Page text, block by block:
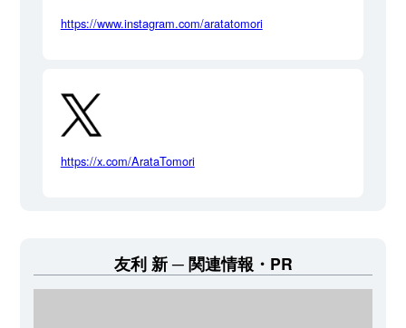
https://www.instagram.com/aratatomori
https://x.com/ArataTomori
友利 新 関連情報・PR